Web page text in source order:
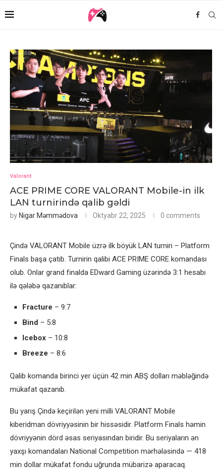
Valorant
ACE PRIME CORE VALORANT Mobile-in ilk
LAN turnirində qalib gəldi
by Nigar Məmmədova Oktyabr 22, 2025 0 comments
Çində VALORANT Mobile üzrə ilk böyük LAN turniri – Platform
Finals başa çatıb. Turnirin qalibi ACE PRIME CORE komandası
olub. Onlar grand finalda EDward Gaming üzərində 3:1 hesabı
ilə qələbə qazanıblar:
Fracture – 9:7
Bind – 5:8
Icebox – 10:8
Breeze – 8:6
Qalib komanda birinci yer üçün 42 min ABŞ dolları məbləğində
mükafat qazanıb.
Bu yarış Çində keçirilən yeni milli VALORANT Mobile
kiberidman dövriyyəsinin bir hissəsidir. Platform Finals həmin
dövriyyənin dörd əsas seriyasından biridir. Bu seriyaların ən
yaxşı komandaları National Competition mərhələsində — 418
min dollar mükafat fondu uğrunda mübarizə aparacaq.